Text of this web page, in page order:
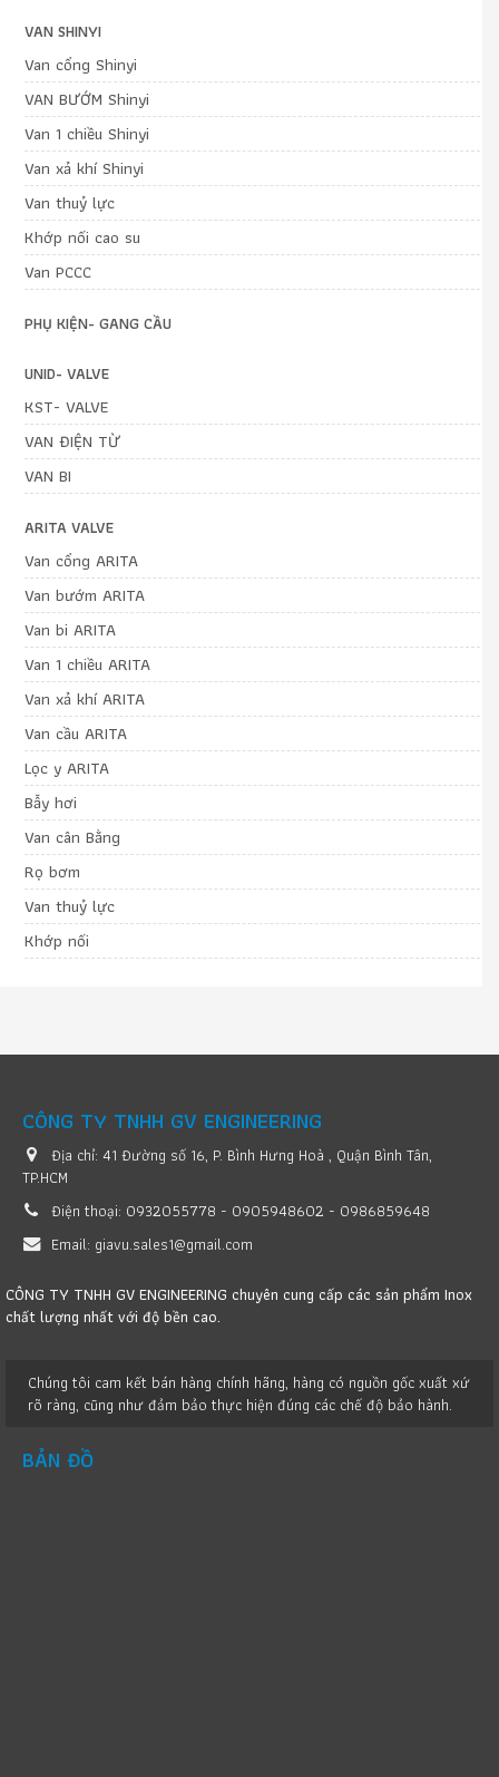
VAN SHINYI
Van cổng Shinyi
VAN BƯỚM Shinyi
Van 1 chiều Shinyi
Van xả khí Shinyi
Van thuỷ lực
Khớp nối cao su
Van PCCC
PHỤ KIỆN- GANG CẦU
UNID- VALVE
KST- VALVE
VAN ĐIỆN TỪ
VAN BI
ARITA VALVE
Van cổng ARITA
Van bướm ARITA
Van bi ARITA
Van 1 chiều ARITA
Van xả khí ARITA
Van cầu ARITA
Lọc y ARITA
Bẫy hơi
Van cân Bằng
Rọ bơm
Van thuỷ lực
Khớp nối
CÔNG TY TNHH GV ENGINEERING
Địa chỉ: 41 Đường số 16, P. Bình Hưng Hoà , Quận Bình Tân,
TP.HCM
Điện thoại: 0932055778 - 0905948602 - 0986859648
Email: giavu.sales1@gmail.com
CÔNG TY TNHH GV ENGINEERING chuyên cung cấp các sản phẩm Inox
chất lượng nhất với độ bền cao.
Chúng tôi cam kết bán hàng chính hãng, hàng có nguồn gốc xuất xứ
rõ ràng, cũng như đảm bảo thực hiện đúng các chế độ bảo hành.
BẢN ĐỒ